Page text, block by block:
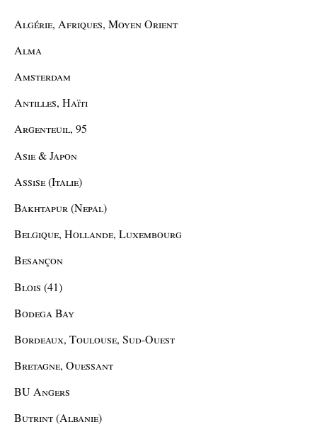
Algérie, Afriques, Moyen Orient
Alma
Amsterdam
Antilles, Haïti
Argenteuil, 95
Asie & Japon
Assise (Italie)
Bakhtapur (Nepal)
Belgique, Hollande, Luxembourg
Besançon
Blois (41)
Bodega Bay
Bordeaux, Toulouse, Sud-Ouest
Bretagne, Ouessant
BU Angers
Butrint (Albanie)